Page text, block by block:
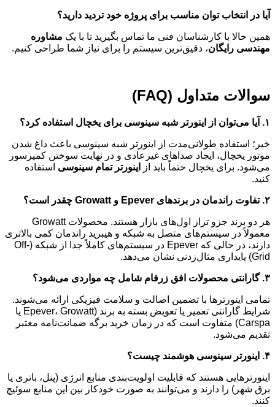
آیا در انتخاب توان مناسب برای پروژه خود تردید دارید؟
همین حالا با کارشناسان فنی ما تماس بگیرید تا با یک مشاوره
مهندسی رایگان، دقیق‌ترین سیستم را برای نیاز شما طراحی کنیم.
سوالات متداول (FAQ)
۱. آیا می‌توان از اینورتر شبه سینوسی برای یخچال استفاده کرد؟
خیر؛ استفاده طولانی‌مدت از اینورتر شبه سینوسی باعث داغ شدن
موتور یخچال، ایجاد صداهای غیرعادی و در نهایت سوختن کمپرسور
می‌شود. برای یخچال حتماً باید از
اینورتر تمام سینوسی استفاده
کنید.
۲.تفاوت راندمان در برندهای و چقدر است؟
هر دو برند جزو تراز اول‌های بازار هستند. محصولات Growatt
معمولاً در سیستم‌های متصل به شبکه و هیبرید راندمان کمی بالاتری
دارند، در حالی که Epever در سیستم‌های کاملاً جدا از شبکه (Off-
Grid) پایداری مثال‌زدنی نشان می‌دهد.
۳.گارانتی محصولات افق زرفام شامل چه مواردی می‌شود؟
تمامی اینورترها با تضمین اصالت و سلامت فیزیکی ارائه می‌شوند.
شرایط گارانتی تعمیر یا تعویض بسته به برند (Epever، Growatt یا
Carspa) متفاوت است که در زمان خرید برگه ضمانت‌نامه معتبر
تقدیم می‌شود.
۴. اینورتر سینوسی هوشمند چیست؟
اینورترهایی هستند که قابلیت اولویت‌بندی منابع انرژی (پنل، باتری یا
برق شهر) را دارند و می‌توانند به صورت خودکار بین این منابع سوئیچ
کنند.